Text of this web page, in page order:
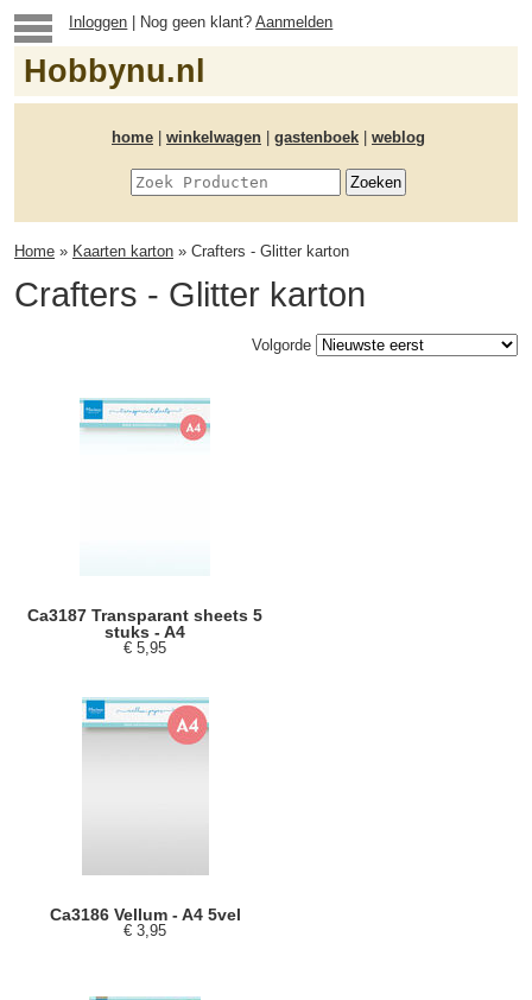
Inloggen | Nog geen klant?Aanmelden
Hobbynu.nl
home winkelwagen gastenboek weblog
Home » Kaarten karton » Crafters - Glitter karton
Crafters - Glitter karton
Volgorde
Ca3187 Transparant sheets 5
stuks - A4
€ 5,95
Ca3186 Vellum - A4 5vel
€ 3,95